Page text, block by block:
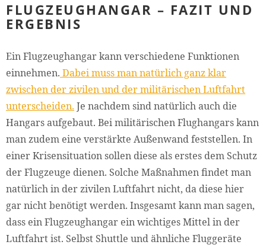
FLUGZEUGHANGAR – FAZIT UND
ERGEBNIS
Ein Flugzeughangar kann verschiedene Funktionen
einnehmen. Dabei muss man natürlich ganz klar
zwischen der zivilen und der militärischen Luftfahrt
unterscheiden. Je nachdem sind natürlich auch die
Hangars aufgebaut. Bei militärischen Flughangars kann
man zudem eine verstärkte Außenwand feststellen. In
einer Krisensituation sollen diese als erstes dem Schutz
der Flugzeuge dienen. Solche Maßnahmen findet man
natürlich in der zivilen Luftfahrt nicht, da diese hier
gar nicht benötigt werden. Insgesamt kann man sagen,
dass ein Flugzeughangar ein wichtiges Mittel in der
Luftfahrt ist. Selbst Shuttle und ähnliche Fluggeräte